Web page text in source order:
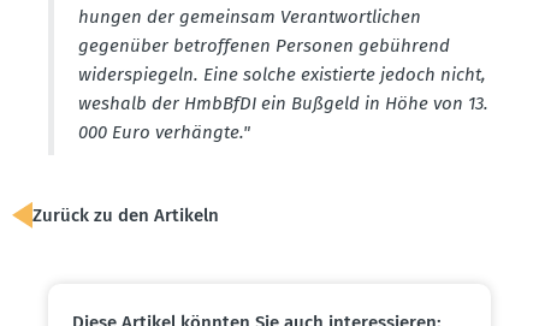
hungen der gemeinsam Verant­wort­lichen
gegenüber betrof­fenen Personen gebührend
wider­spiegeln. Eine solche existierte jedoch nicht,
weshalb der HmbBfDI ein Bußgeld in Höhe von 13.
000 Euro verhängte."
Zurück zu den Artikeln